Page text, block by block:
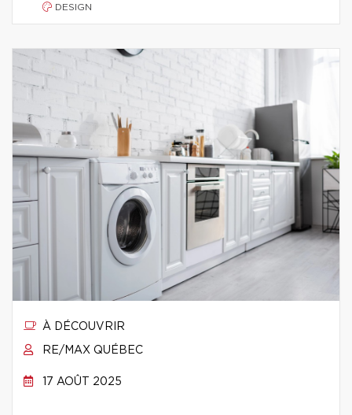
DESIGN
À DÉCOUVRIR
RE/MAX QUÉBEC
17 AOÛT 2025